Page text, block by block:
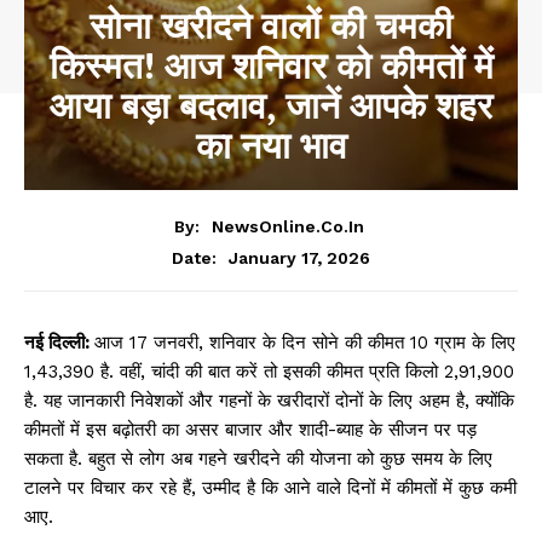
सोना खरीदने वालों की चमकी
किस्मत! आज शनिवार को कीमतों में
आया बड़ा बदलाव, जानें आपके शहर
का नया भाव
By:
NewsOnline.co.in
Date:
January 17, 2026
नई दिल्ली: आज 17 जनवरी, शनिवार के दिन सोने की कीमत 10 ग्राम के लिए
₹1,43,390 है. वहीं, चांदी की बात करें तो इसकी कीमत प्रति किलो ₹2,91,900
है. यह जानकारी निवेशकों और गहनों के खरीदारों दोनों के लिए अहम है, क्योंकि
कीमतों में इस बढ़ोतरी का असर बाजार और शादी-ब्याह के सीजन पर पड़
सकता है. बहुत से लोग अब गहने खरीदने की योजना को कुछ समय के लिए
टालने पर विचार कर रहे हैं, उम्मीद है कि आने वाले दिनों में कीमतों में कुछ कमी
आए.